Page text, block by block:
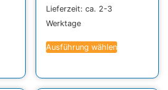
Lieferzeit: ca. 2-3
Werktage
Ausführung wählen